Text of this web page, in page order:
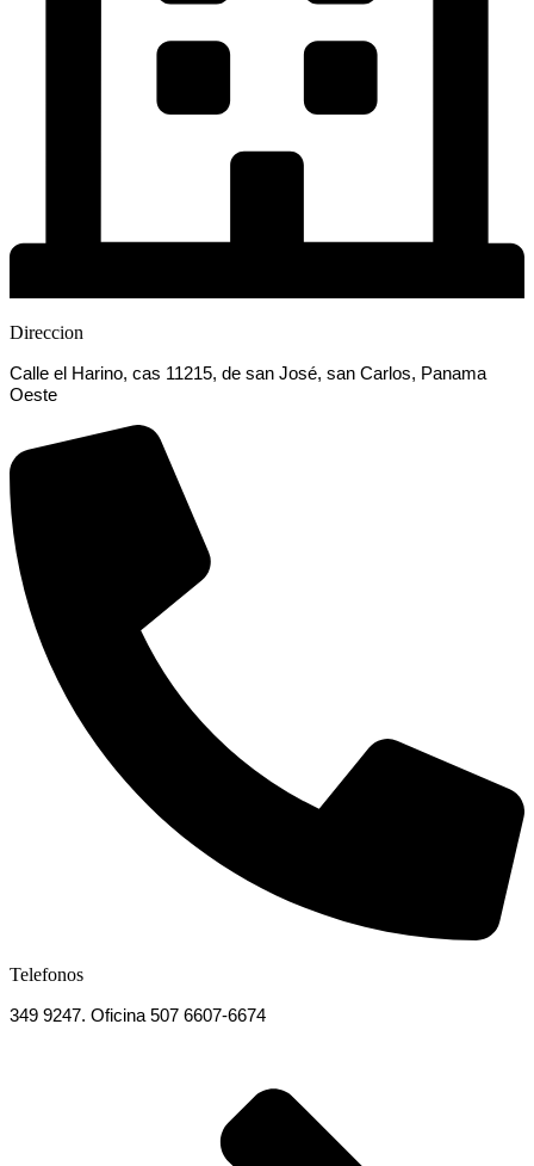
Direccion
Calle el Harino, cas 11215, de san José, san Carlos, Panama
Oeste
Telefonos
349 9247. Oficina 507 6607-6674